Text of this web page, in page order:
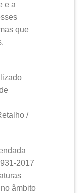
e a
que
/
2017
âmbito